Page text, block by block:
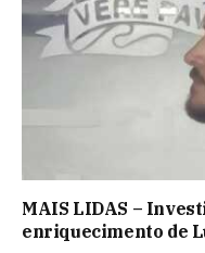
MAIS LIDAS –
enriquecimento de